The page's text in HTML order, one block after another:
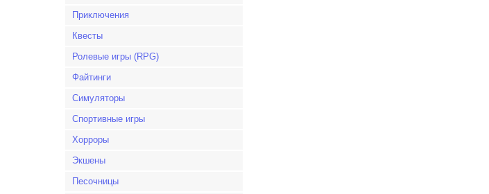
Приключения
Квесты
Ролевые игры (RPG)
Файтинги
Симуляторы
Спортивные игры
Хорроры
Экшены
Песочницы